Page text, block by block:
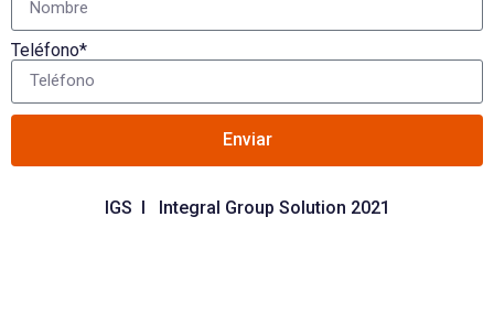
Teléfono*
Enviar
IGS I Integral Group Solution 2021